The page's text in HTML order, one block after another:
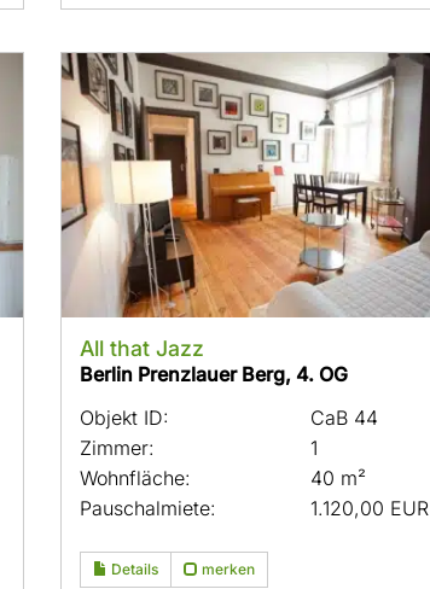
All that Jazz
Berlin Prenzlauer Berg, 4. OG
Objekt ID:
CaB 44
Zimmer:
1
Wohnfläche:
40 m²
Pauschalmiete:
1.120,00 EUR
Details merken